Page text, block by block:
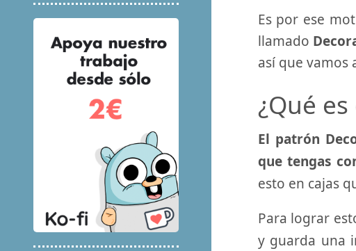
Es por ese
llamado
así que
¿Qué
El patrón
que tengas
esto en cajas
Para lograr
y guarda una